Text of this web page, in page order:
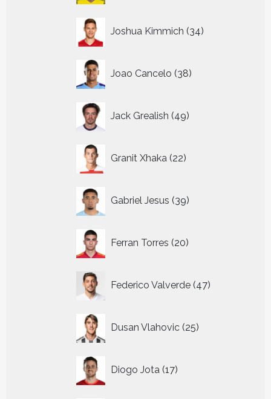
Joshua Kimmich 34
producten
Joao Cancelo 38
producten
Jack Grealish 49
producten
Granit Xhaka 22
producten
Gabriel Jesus 39
producten
Ferran Torres 20
producten
Federico Valverde 47
producten
Dusan Vlahovic 25
producten
Diogo Jota 17
producten